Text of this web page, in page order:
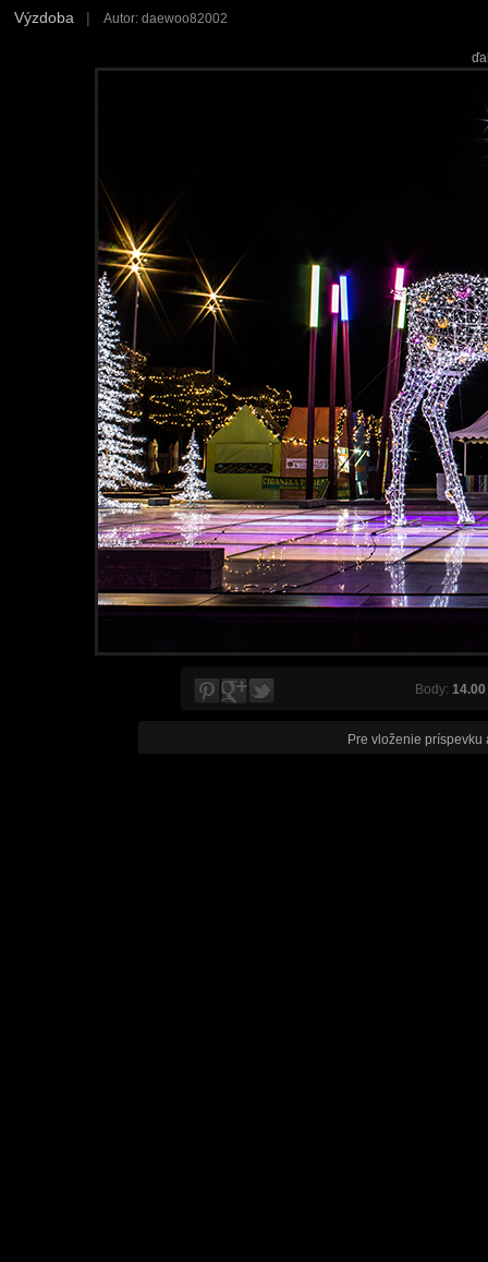
Výzdoba | Autor: daewoo82002
Body: 14.00
Pre vloženie